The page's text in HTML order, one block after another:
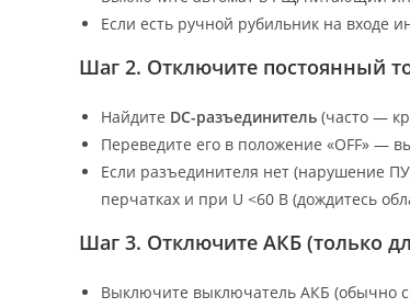
Если есть ручной рубильник на входе
Шаг 2. Отключите постоянный
Найдите DC-разъединитель (часто —
Переведите его в положение «OFF» —
Если разъединителя нет (нарушение
перчатках и при U <60 В (дождитесь
Шаг 3. Отключите АКБ (только
Выключите выключатель АКБ (обычно